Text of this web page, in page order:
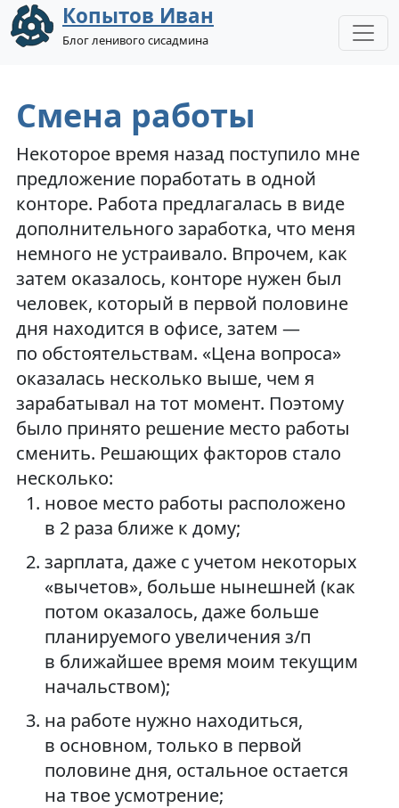
Копытов Иван
Блог ленивого сисадмина
Смена работы
Некоторое время назад поступило мне
предложение поработать в одной
конторе. Работа предлагалась в виде
дополнительного заработка, что меня
немного не устраивало. Впрочем, как
затем оказалось, конторе нужен был
человек, который в первой половине
дня находится в офисе, затем —
по обстоятельствам. «Цена вопроса»
оказалась несколько выше, чем я
зарабатывал на тот момент. Поэтому
было принято решение место работы
сменить. Решающих факторов стало
несколько:
новое место работы расположено
в 2 раза ближе к дому;
зарплата, даже с учетом некоторых
«вычетов», больше нынешней (как
потом оказалось, даже больше
планируемого увеличения з/п
в ближайшее время моим текущим
начальством);
на работе нужно находиться,
в основном, только в первой
половине дня, остальное остается
на твое усмотрение;